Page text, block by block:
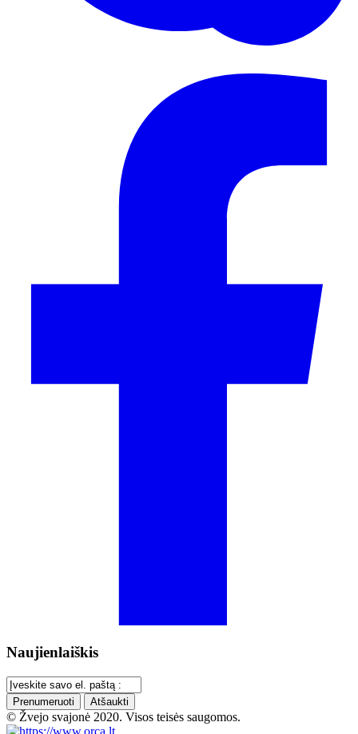
Naujienlaiškis
Prenumeruoti Atšaukti
© Žvejo svajonė 2020. Visos teisės saugomos.